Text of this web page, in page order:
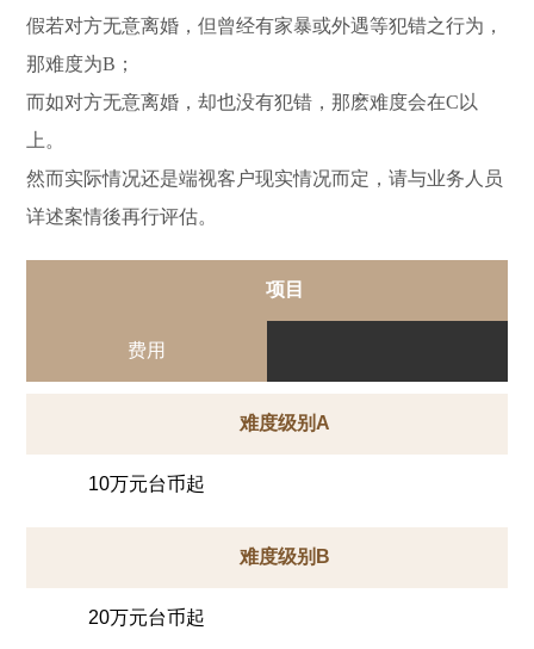
假若对方无意离婚，但曾经有家暴或外遇等犯错之行为，
那难度为B；
而如对方无意离婚，却也没有犯错，那麽难度会在C以
上。
然而实际情况还是端视客户现实情况而定，请与业务人员
详述案情後再行评估。
项目
费用
难度级别A
10万元台币起
难度级别B
20万元台币起